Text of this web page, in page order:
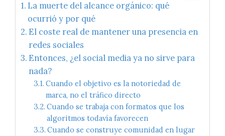
La muerte del alcance orgánico: qué
ocurrió y por qué
El coste real de mantener una presencia en
redes sociales
Entonces, ¿el social media ya no sirve para
nada?
Cuando el objetivo es la notoriedad de
marca, no el tráfico directo
Cuando se trabaja con formatos que los
algoritmos todavía favorecen
Cuando se construye comunidad en lugar